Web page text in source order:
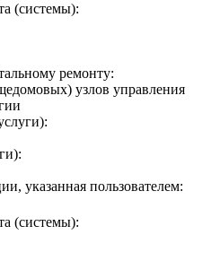
(системы):
ремонту:
узлов управления
указанная пользователем:
(системы):